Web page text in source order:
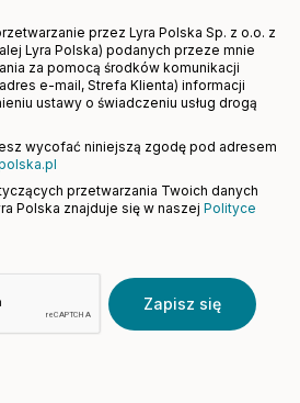
przez Lyra Polska Sp. z o.o. z
Lyra Polska) podanych przeze mnie
za pomocą środków komunikacji
e-mail, Strefa Klienta) informacji
ustawy o świadczeniu usług drogą
wycofać niniejszą zgodę pod adresem
przetwarzania Twoich danych
Polska znajduje się w naszejPolityce
Zapisz się